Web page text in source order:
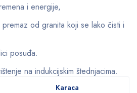
i energije,
premaz od granita koji se lako čisti i
posuđa.
na indukcijskim štednjacima.
Karaca